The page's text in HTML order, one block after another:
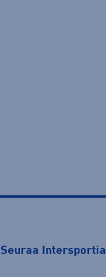
Seuraa Intersportia